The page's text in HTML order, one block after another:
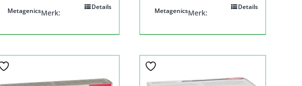
Details
Merk:
Metagenics
Details
Merk:
Metagenics